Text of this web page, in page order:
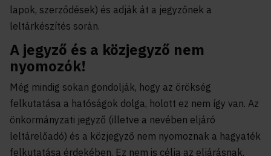
lapok, szerződések) és adják át a jegyzőnek a
leltárkészítés során.
A jegyző és a közjegyző nem
nyomozók!
Még mindig sokan gondolják, hogy az örökség
felkutatása a hatóságok dolga, holott ez nem így van. Az
önkormányzati jegyző (illetve a nevében eljáró
leltárelőadó) és a közjegyző nem nyomoznak a hagyaték
felkutatása érdekében. Ez nem is célja az eljárásnak.